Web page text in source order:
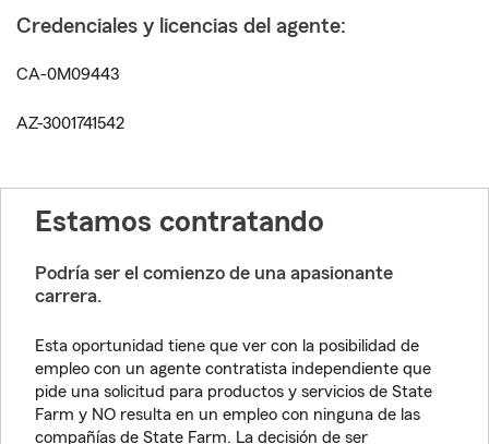
Credenciales y licencias del agente:
CA-0M09443
AZ-3001741542
Estamos contratando
Podría ser el comienzo de una apasionante
carrera.
Esta oportunidad tiene que ver con la posibilidad de
empleo con un agente contratista independiente que
pide una solicitud para productos y servicios de State
Farm y NO resulta en un empleo con ninguna de las
compañías de State Farm. La decisión de ser